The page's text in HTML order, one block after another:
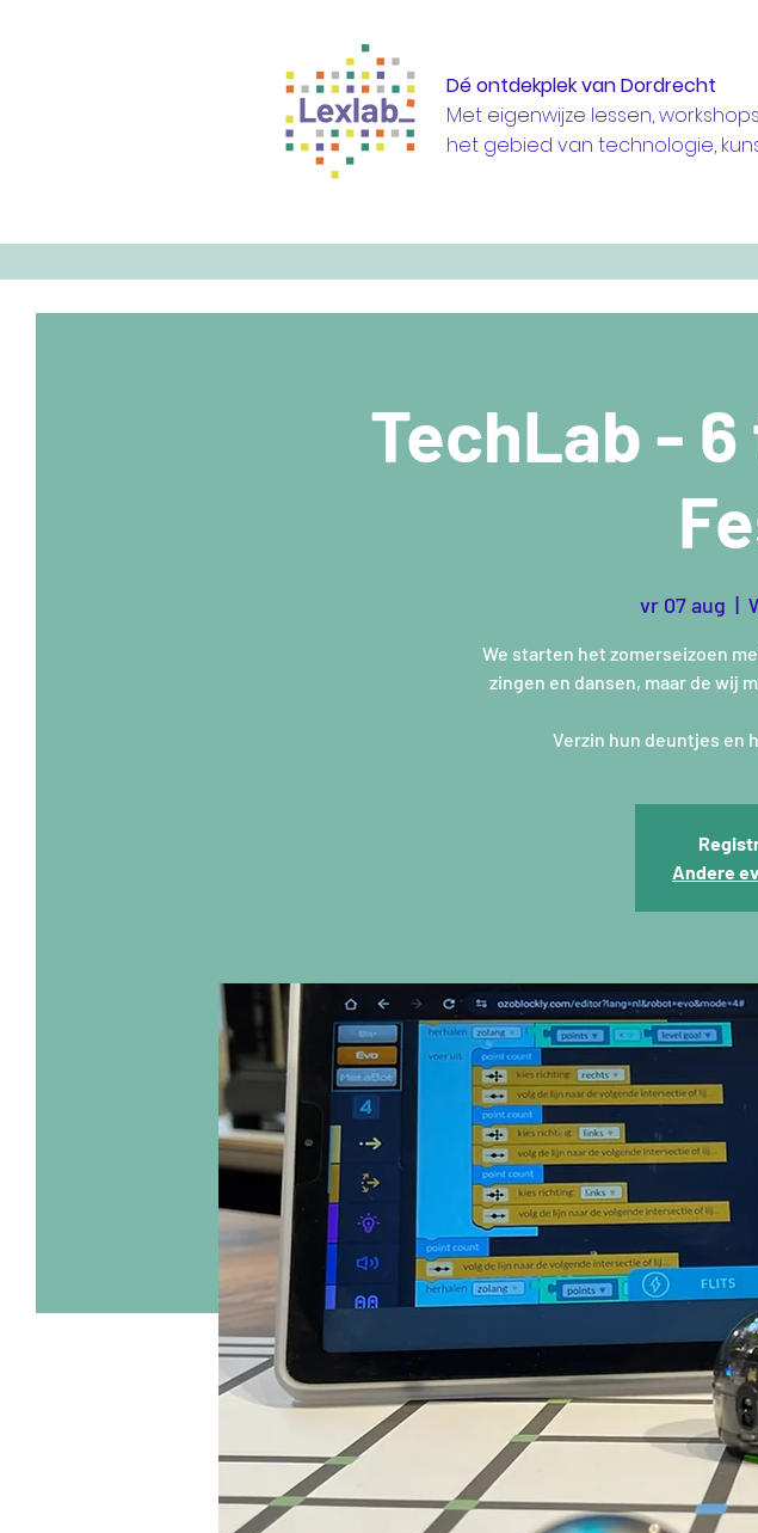
Dé ontdekplek van Dordrecht
Met eigenwijze lessen,
het gebied van technologie,
TechLab - 6
vr 07 aug
  |
We starten het zomerseizoen
zingen en dansen, maar de wij
Verzin hun deuntjes en
Andere